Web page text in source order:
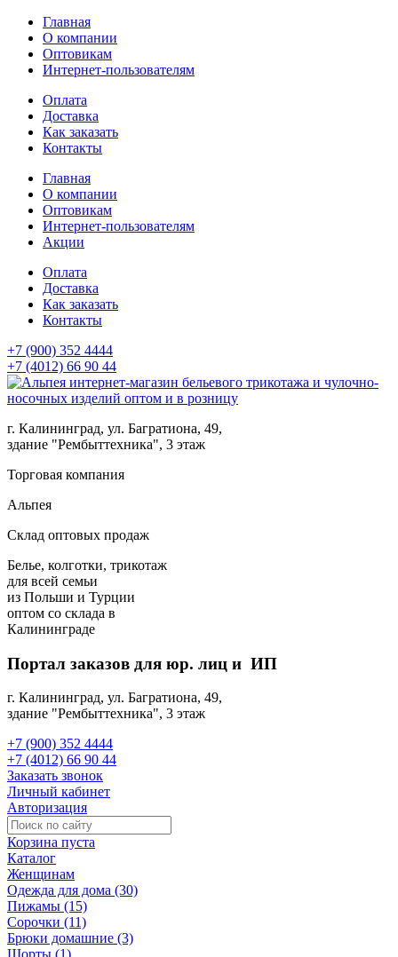
Главная
О компании
Оптовикам
Интернет-пользователям
Оплата
Доставка
Как заказать
Контакты
Главная
О компании
Оптовикам
Интернет-пользователям
Акции
Оплата
Доставка
Как заказать
Контакты
+7 (900) 352 4444
+7 (4012) 66 90 44
г. Калининград, ул. Багратиона, 49,
здание "Рембыттехника", 3 этаж
Торговая компания
Альпея
Склад оптовых продаж
Белье, колготки, трикотаж
для всей семьи
из Польши и Турции
оптом со склада в
Калининграде
Портал заказов для юр. лиц и ИП
г. Калининград, ул. Багратиона, 49,
здание "Рембыттехника", 3 этаж
+7 (900) 352 4444
+7 (4012) 66 90 44
Заказать звонок
Личный кабинет
Авторизация
Корзина пуста
Каталог
Женщинам
Одежда для дома (30)
Пижамы (15)
Сорочки (11)
Брюки домашние (3)